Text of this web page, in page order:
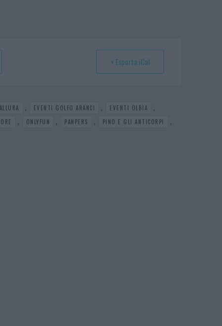
+ Esporta iCal
, EVENTI GOLFO ARANCI , EVENTI OLBIA ,
, ONLYFUN , PANPERS , PINO E GLI ANTICORPI ,